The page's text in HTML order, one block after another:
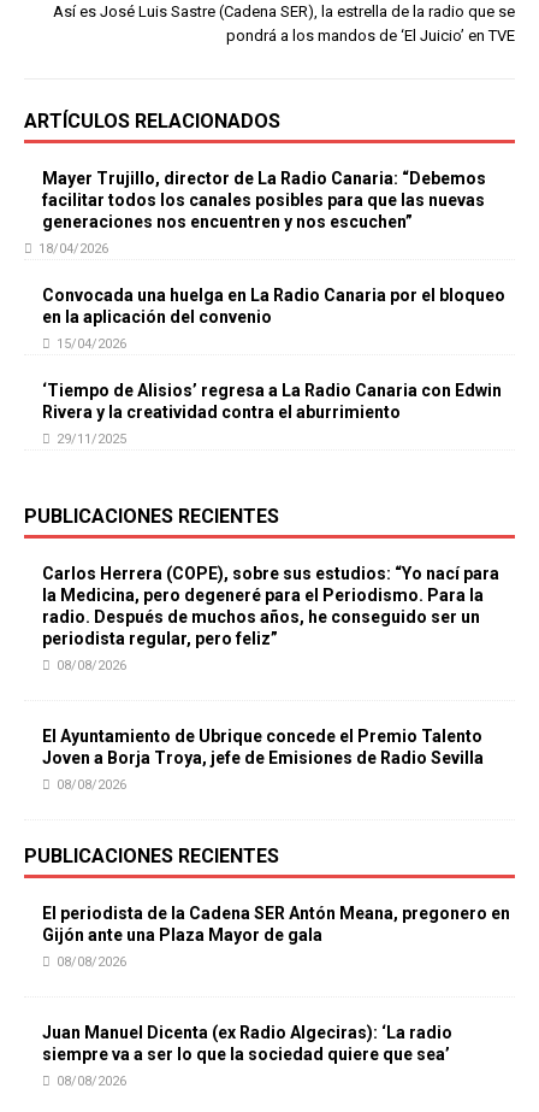
Así es José Luis Sastre (Cadena SER), la estrella de la radio que se
pondrá a los mandos de ‘El Juicio’ en TVE
ARTÍCULOS RELACIONADOS
Mayer Trujillo, director de La Radio Canaria: “Debemos
facilitar todos los canales posibles para que las nuevas
generaciones nos encuentren y nos escuchen”
18/04/2026
Convocada una huelga en La Radio Canaria por el bloqueo
en la aplicación del convenio
15/04/2026
‘Tiempo de Alisios’ regresa a La Radio Canaria con Edwin
Rivera y la creatividad contra el aburrimiento
29/11/2025
PUBLICACIONES RECIENTES
Carlos Herrera (COPE), sobre sus estudios: “Yo nací para
la Medicina, pero degeneré para el Periodismo. Para la
radio. Después de muchos años, he conseguido ser un
periodista regular, pero feliz”
08/08/2026
El Ayuntamiento de Ubrique concede el Premio Talento
Joven a Borja Troya, jefe de Emisiones de Radio Sevilla
08/08/2026
PUBLICACIONES RECIENTES
El periodista de la Cadena SER Antón Meana, pregonero en
Gijón ante una Plaza Mayor de gala
08/08/2026
Juan Manuel Dicenta (ex Radio Algeciras): ‘La radio
siempre va a ser lo que la sociedad quiere que sea’
08/08/2026